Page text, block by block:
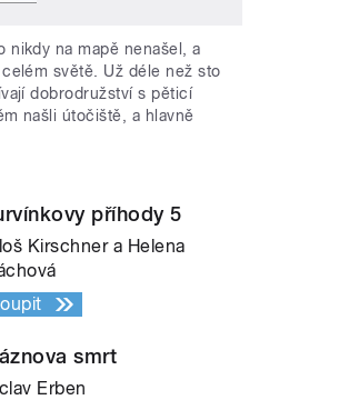
nikdy na mapě nenašel, a
světě. Už déle než sto
dobrodružství s pěticí
našli útočiště, a hlavně
příhody 5
Kirschner a Helena
smrt
Erben